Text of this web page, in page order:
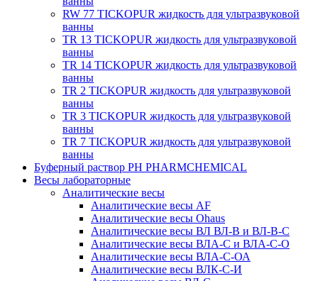
RW 77 TICKOPUR жидкость для ультразвуковой
ванны
TR 13 TICKOPUR жидкость для ультразвуковой
ванны
TR 14 TICKOPUR жидкость для ультразвуковой
ванны
TR 2 TICKOPUR жидкость для ультразвуковой
ванны
TR 3 TICKOPUR жидкость для ультразвуковой
ванны
TR 7 TICKOPUR жидкость для ультразвуковой
ванны
Буферный раствор PH PHARMCHEMICAL
Весы лабораторные
Аналитические весы
Аналитические весы AF
Аналитические весы Ohaus
Аналитические весы ВЛ ВЛ-В и ВЛ-В-С
Аналитические весы ВЛА-С и ВЛА-С-О
Аналитические весы ВЛА-С-ОА
Аналитические весы ВЛК-С-И